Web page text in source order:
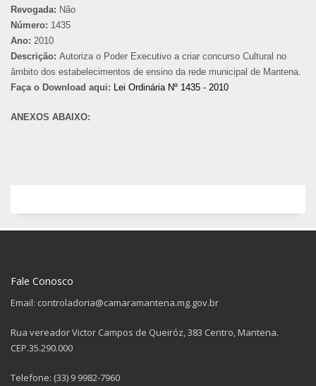
Revogada: Não
Número: 1435
Ano: 2010
Descrição: Autoriza o Poder Executivo a criar concurso Cultural no
âmbito dos estabelecimentos de ensino da rede municipal de Mantena.
Faça o Download aqui: Lei Ordinária Nº 1435 - 2010
ANEXOS ABAIXO:
Fale Conosco
Email: controladoria@camaramantena.mg.gov.br
Rua vereador Victor Campos de Queiróz, 383 Centro, Mantena.
CEP.35.290.000
Telefone: (33) 9 9982-7960